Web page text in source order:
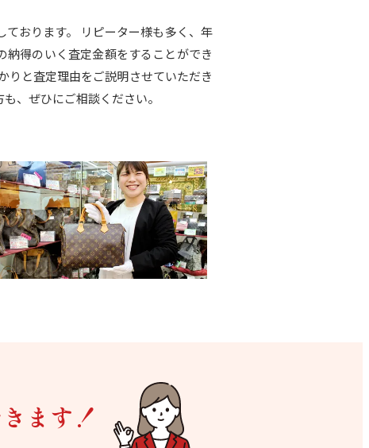
おります。 リピーター様も多く、年
納得のいく査定金額をすることができ
りと査定理由をご説明させていただき
、ぜひにご相談ください。
ます！